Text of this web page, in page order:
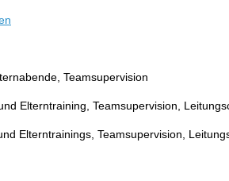
Teamsupervision
Elterntraining, Teamsupervision,
Elterntrainings, Teamsupervision,